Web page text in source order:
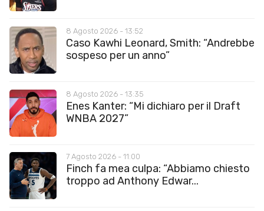
8 Agosto 2026 - 13:52
Caso Kawhi Leonard, Smith: “Andrebbe
sospeso per un anno”
8 Agosto 2026 - 13:35
Enes Kanter: “Mi dichiaro per il Draft
WNBA 2027”
7 Agosto 2026 - 11:00
Finch fa mea culpa: “Abbiamo chiesto
troppo ad Anthony Edwar...